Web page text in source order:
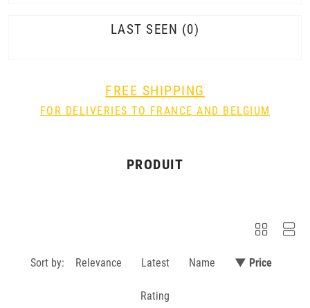
LAST SEEN 0
FREE SHIPPING
FOR DELIVERIES TO FRANCE AND BELGIUM
PRODUIT
Sort by: Relevance Latest Name ▼ Price
Rating